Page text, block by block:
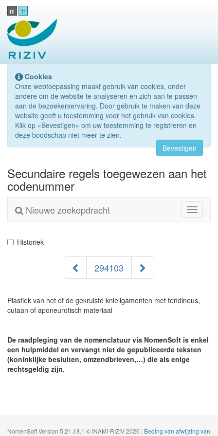
nl fr
Cookies
Onze webtoepassing maakt gebruik van cookies, onder
andere om de website te analyseren en zich aan te passen
aan de bezoekerservaring. Door gebruik te maken van deze
website geeft u toestemming voor het gebruik van cookies.
Klik op «Bevestigen» om uw toestemming te registreren en
deze boodschap niet meer te zien.
Bevestigen
Secundaire regels toegewezen aan het
codenummer
Toggle
Nieuwe zoekopdracht
Historiek
294103
Plastiek van het of de gekruiste knieligamenten met tendineus,
cutaan of aponeurotisch materiaal
De raadpleging van de nomenclatuur via NomenSoft is enkel
een hulpmiddel en vervangt niet de gepubliceerde teksten
(koninklijke besluiten, omzendbrieven,…) die als enige
rechtsgeldig zijn.
NomenSoft Version 5.21.18.1 © INAMI-RIZIV 2026 | Beding van afwijzing van